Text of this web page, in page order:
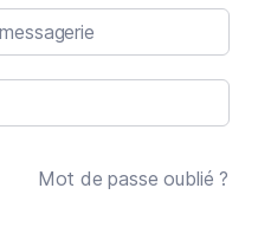
Mot de passe oublié ?